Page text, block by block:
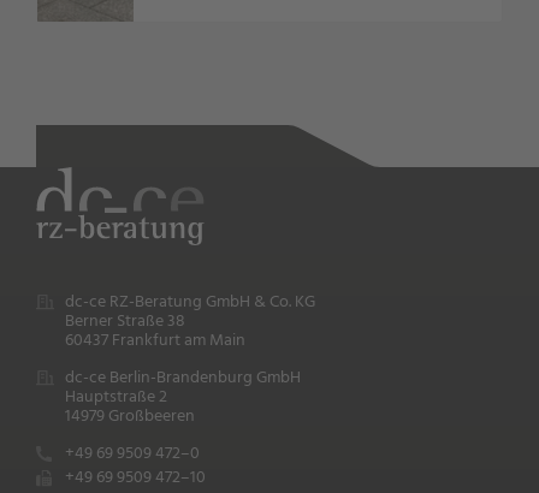
dc-ce RZ-Beratung GmbH & Co. KG
Berner Straße 38
60437 Frankfurt am Main
dc-ce Berlin-Brandenburg GmbH
Hauptstraße 2
14979 Großbeeren
+49 69 9509 472–0
+49 69 9509 472–10